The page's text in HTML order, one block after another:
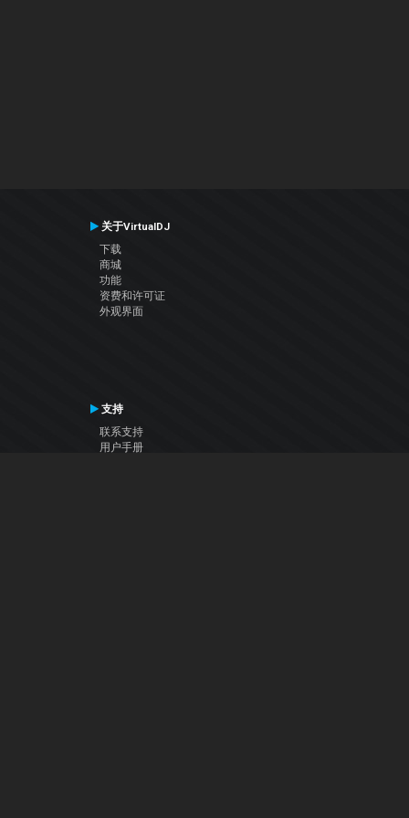
关于VirtualDJ
下载
商城
功能
资费和许可证
外观界面
支持
联系支持
用户手册